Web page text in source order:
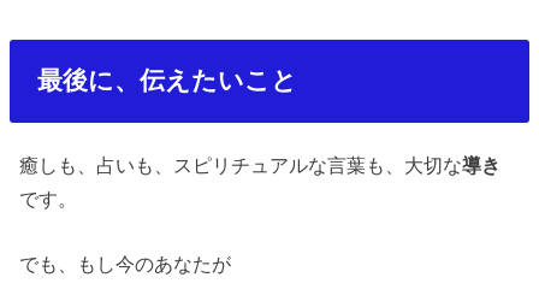
最後に、伝えたいこと
癒しも、占いも、スピリチュアルな言葉も、大切な導き
です。
でも、もし今のあなたが